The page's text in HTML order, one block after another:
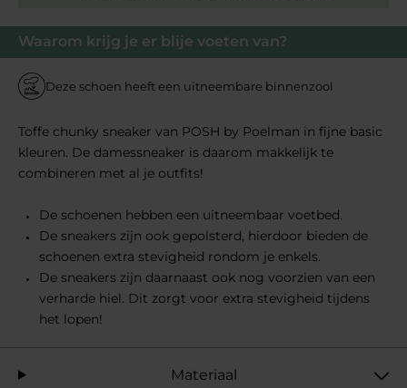
Waarom krijg je er blije voeten van?
Deze schoen heeft een uitneembare binnenzool
Toffe chunky sneaker van POSH by Poelman in fijne basic
kleuren. De damessneaker is daarom makkelijk te
combineren met al je outfits!
De schoenen hebben een uitneembaar voetbed.
De sneakers zijn ook gepolsterd, hierdoor bieden de
schoenen extra stevigheid rondom je enkels.
De sneakers zijn daarnaast ook nog voorzien van een
verharde hiel. Dit zorgt voor extra stevigheid tijdens
het lopen!
Materiaal